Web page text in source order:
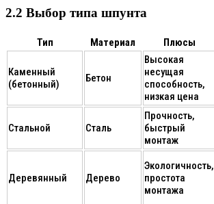
2.2 Выбор типа шпунта
Тип Материал Плюсы
Каменный
(бетонный)
Бетон
Высокая
несущая
способность,
низкая цена
Стальной Сталь
Прочность,
быстрый
монтаж
Деревянный Дерево
Экологичность,
простота
монтажа